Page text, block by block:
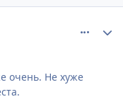
очень. Не хуже